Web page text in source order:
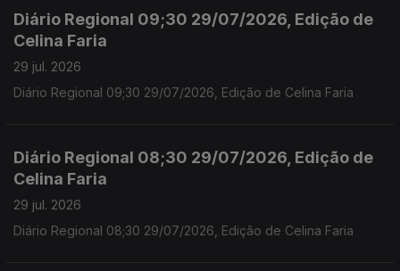
Diário Regional 09;30 29/07/2026, Edição de
Celina Faria
29 jul. 2026
Diário Regional 09;30 29/07/2026, Edição de Celina Faria
Diário Regional 08;30 29/07/2026, Edição de
Celina Faria
29 jul. 2026
Diário Regional 08;30 29/07/2026, Edição de Celina Faria